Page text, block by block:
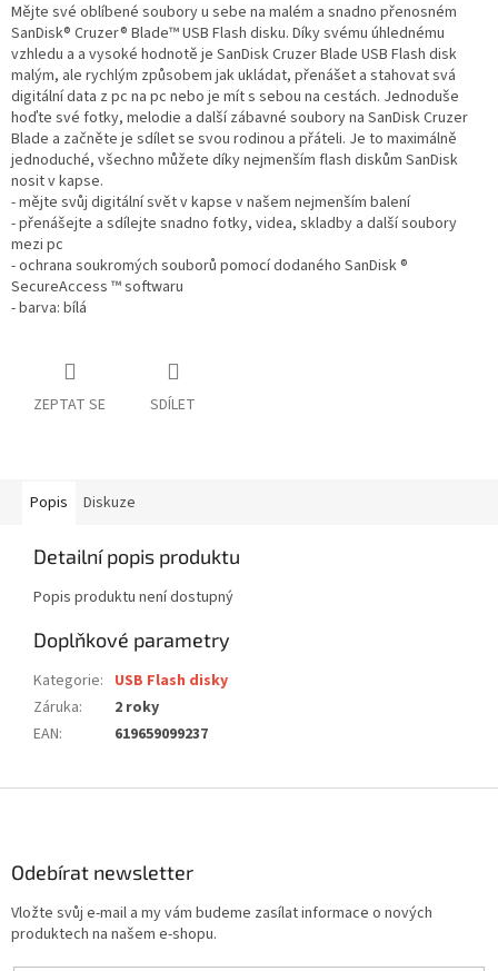
Mějte své oblíbené soubory u sebe na malém a snadno přenosném
SanDisk® Cruzer® Blade™ USB Flash disku. Díky svému úhlednému
vzhledu a a vysoké hodnotě je SanDisk Cruzer Blade USB Flash disk
malým, ale rychlým způsobem jak ukládat, přenášet a stahovat svá
digitální data z pc na pc nebo je mít s sebou na cestách. Jednoduše
hoďte své fotky, melodie a další zábavné soubory na SanDisk Cruzer
Blade a začněte je sdílet se svou rodinou a přáteli. Je to maximálně
jednoduché, všechno můžete díky nejmenším flash diskům SanDisk
nosit v kapse.
- mějte svůj digitální svět v kapse v našem nejmenším balení
- přenášejte a sdílejte snadno fotky, videa, skladby a další soubory
mezi pc
- ochrana soukromých souborů pomocí dodaného SanDisk ®
SecureAccess ™ softwaru
- barva: bílá
ZEPTAT SE SDÍLET
Popis Diskuze
Detailní popis produktu
Popis produktu není dostupný
Doplňkové parametry
Kategorie: USB Flash disky
Záruka:
2 roky
EAN: 619659099237
Odebírat newsletter
Vložte svůj e-mail a my vám budeme zasílat informace o nových
produktech na našem e-shopu.